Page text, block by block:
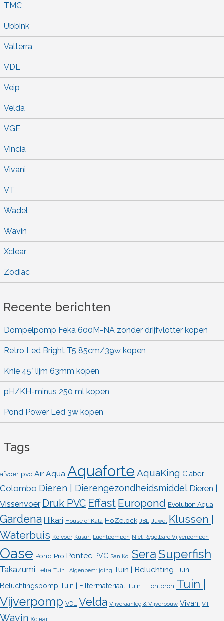
TMC
Ubbink
Valterra
VDL
Veip
Velda
VGE
Vincia
Vivani
VT
Wadel
Wavin
Xclear
Zodiac
Recente berichten
Dompelpomp Feka 600M-NA zonder drijfvlotter kopen
Retro Led Bright T5 85cm/39w kopen
Knie 45° lijm 63mm kopen
pH/KH-minus 250 ml kopen
Pond Power Led 3w kopen
Tags
afvoer pvc Air Aqua Aquaforte AquaKing Claber
Colombo Dieren | Dierengezondheidsmiddel Dieren |
Vissenvoer Druk PVC Effast Europond Evolution Aqua
Gardena Hikari House of Kata HoZelock JBL Juwel Klussen |
Waterbuis Koivoer Kusuri Luchtpompen Niet Regelbare Vijverpompen
Oase Pond Pro Pontec PVC SaniKoi SeraSuperfish
Takazumi Tetra Tuin | Algenbestrijding Tuin | Beluchting Tuin |
Beluchtingspomp Tuin | Filtermateriaal Tuin | Lichtbron Tuin |
Vijverpomp VDL Velda Vijveraanleg & Vijverbouw Vivani VT
Wavin